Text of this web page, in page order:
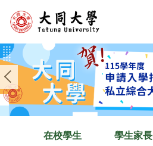
到
要
內
容
區
在校學生 學生家長